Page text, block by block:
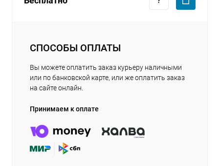
СПОСОБЫ ОПЛАТЫ
Вы можете оплатить заказ курьеру наличными
или по банковской карте, или же оплатить заказ
на сайте онлайн.
Принимаем к оплате